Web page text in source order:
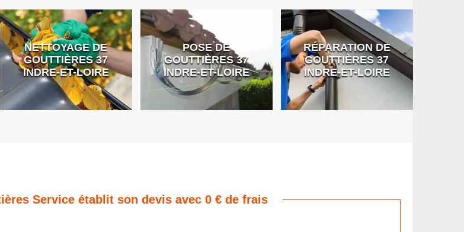
NETTOYAGE DE
GOUTTIÈRES 37
INDRE-ET-LOIRE
POSE DE
GOUTTIÈRES 37
INDRE-ET-LOIRE
RÉPARATION DE
GOUTTIÈRES 37
INDRE-ET-LOIRE
Service établit son devis avec 0 € de frais